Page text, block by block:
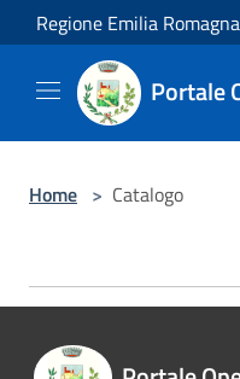
Salta al contenuto principale
Regione Emilia Romagna
Portale
Home > Catalogo